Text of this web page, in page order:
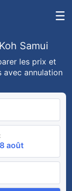
Samui
les prix et
annulation
août